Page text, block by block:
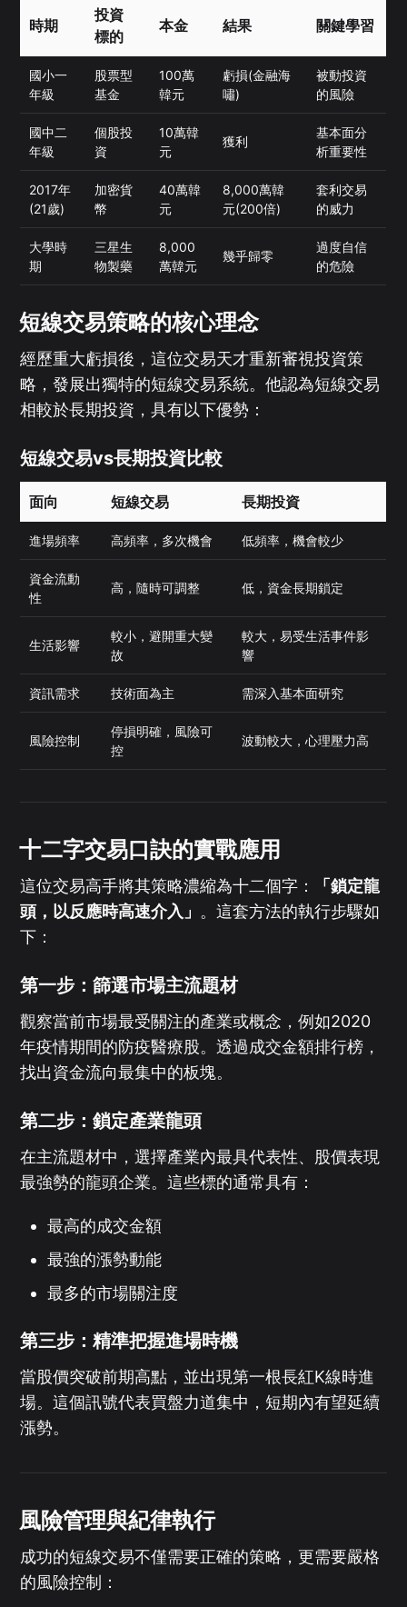
時期
投資
標的
本金 結果 關鍵學習
國小一
年級
股票型
基金
100萬
韓元
虧損(金融海
嘯)
被動投資
的風險
國中二
年級
個股投
資
10萬韓
元
獲利
基本面分
析重要性
2017年
(21歲)
加密貨
幣
40萬韓
元
8,000萬韓
元(200倍)
套利交易
的威力
大學時
期
三星生
物製藥
8,000
萬韓元
幾乎歸零
過度自信
的危險
短線交易策略的核心理念
經歷重大虧損後，這位交易天才重新審視投資策
略，發展出獨特的短線交易系統。他認為短線交易
相較於長期投資，具有以下優勢：
短線交易vs長期投資比較
面向 短線交易 長期投資
進場頻率 高頻率，多次機會 低頻率，機會較少
資金流動
性
高，隨時可調整 低，資金長期鎖定
生活影響
較小，避開重大變
故
較大，易受生活事件影
響
資訊需求 技術面為主 需深入基本面研究
風險控制
停損明確，風險可
控
波動較大，心理壓力高
十二字交易口訣的實戰應用
這位交易高手將其策略濃縮為十二個字：
「鎖定龍
頭，以反應時高速介入」 。這套方法的執行步驟如
下：
第一步：篩選市場主流題材
觀察當前市場最受關注的產業或概念，例如2020
年疫情期間的防疫醫療股。透過成交金額排行榜，
找出資金流向最集中的板塊。
第二步：鎖定產業龍頭
在主流題材中，選擇產業內最具代表性、股價表現
最強勢的龍頭企業。這些標的通常具有：
最高的成交金額
最強的漲勢動能
最多的市場關注度
第三步：精準把握進場時機
當股價突破前期高點，並出現第一根長紅K線時進
場。這個訊號代表買盤力道集中，短期內有望延續
漲勢。
風險管理與紀律執行
成功的短線交易不僅需要正確的策略，更需要嚴格
的風險控制：